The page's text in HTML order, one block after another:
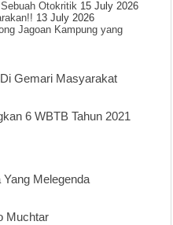
Otokritik 15 July 2026
13 July 2026
Jagoan Kampung yang
Gemari Masyarakat
6 WBTB Tahun 2021
Melegenda
Muchtar